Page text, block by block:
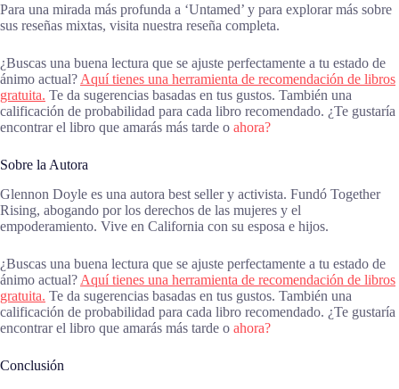
Para una mirada más profunda a ‘Untamed’ y para explorar más sobre
sus reseñas mixtas, visita nuestra reseña completa.
¿Buscas una buena lectura que se ajuste perfectamente a tu estado de
ánimo actual? Aquí tienes una herramienta de recomendación de libros
gratuita. Te da sugerencias basadas en tus gustos. También una
calificación de probabilidad para cada libro recomendado. ¿Te gustaría
encontrar el libro que amarás más tarde o ahora?
Sobre la Autora
Glennon Doyle es una autora best seller y activista. Fundó Together
Rising, abogando por los derechos de las mujeres y el
empoderamiento. Vive en California con su esposa e hijos.
¿Buscas una buena lectura que se ajuste perfectamente a tu estado de
ánimo actual? Aquí tienes una herramienta de recomendación de libros
gratuita. Te da sugerencias basadas en tus gustos. También una
calificación de probabilidad para cada libro recomendado. ¿Te gustaría
encontrar el libro que amarás más tarde o ahora?
Conclusión